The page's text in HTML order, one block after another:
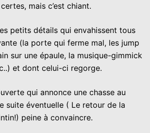
mais c’est chiant.
petits détails qui envahissent tous
(la porte qui ferme mal, les jump
sur une épaule, la musique-gimmick
et dont celui-ci regorge.
qui annonce une chasse au
suite éventuelle ( Le retour de la
peine à convaincre.